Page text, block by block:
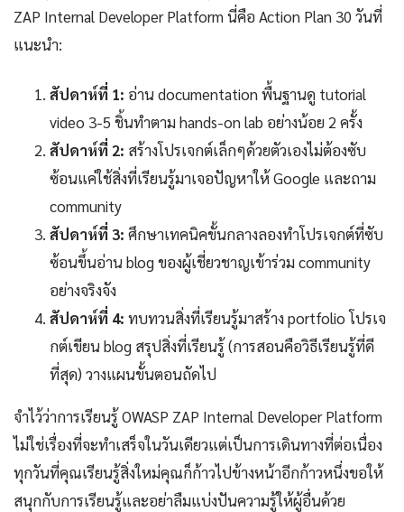
ZAP Internal Developer Platform นี่คือ Action Plan 30 วันที่
แนะนำ:
สัปดาห์ที่ 1: อ่าน documentation พื้นฐานดู tutorial
video 3-5 ชิ้นทำตาม hands-on lab อย่างน้อย 2 ครั้ง
สัปดาห์ที่ 2: สร้างโปรเจกต์เล็กๆด้วยตัวเองไม่ต้องซับ
ซ้อนแค่ใช้สิ่งที่เรียนรู้มาเจอปัญหาให้ Google และถาม
community
สัปดาห์ที่ 3: ศึกษาเทคนิคขั้นกลางลองทำโปรเจกต์ที่ซับ
ซ้อนขึ้นอ่าน blog ของผู้เชี่ยวชาญเข้าร่วม community
อย่างจริงจัง
สัปดาห์ที่ 4: ทบทวนสิ่งที่เรียนรู้มาสร้าง portfolio โปรเจ
กต์เขียน blog สรุปสิ่งที่เรียนรู้ (การสอนคือวิธีเรียนรู้ที่ดี
ที่สุด) วางแผนขั้นตอนถัดไป
จำไว้ว่าการเรียนรู้ OWASP ZAP Internal Developer Platform
ไม่ใช่เรื่องที่จะทำเสร็จในวันเดียวแต่เป็นการเดินทางที่ต่อเนื่อง
ทุกวันที่คุณเรียนรู้สิ่งใหม่คุณก็ก้าวไปข้างหน้าอีกก้าวหนึ่งขอให้
สนุกกับการเรียนรู้และอย่าลืมแบ่งปันความรู้ให้ผู้อื่นด้วย